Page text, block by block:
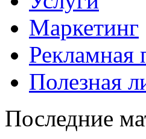
Маркетинг
Рекламная
Полезная
Последние